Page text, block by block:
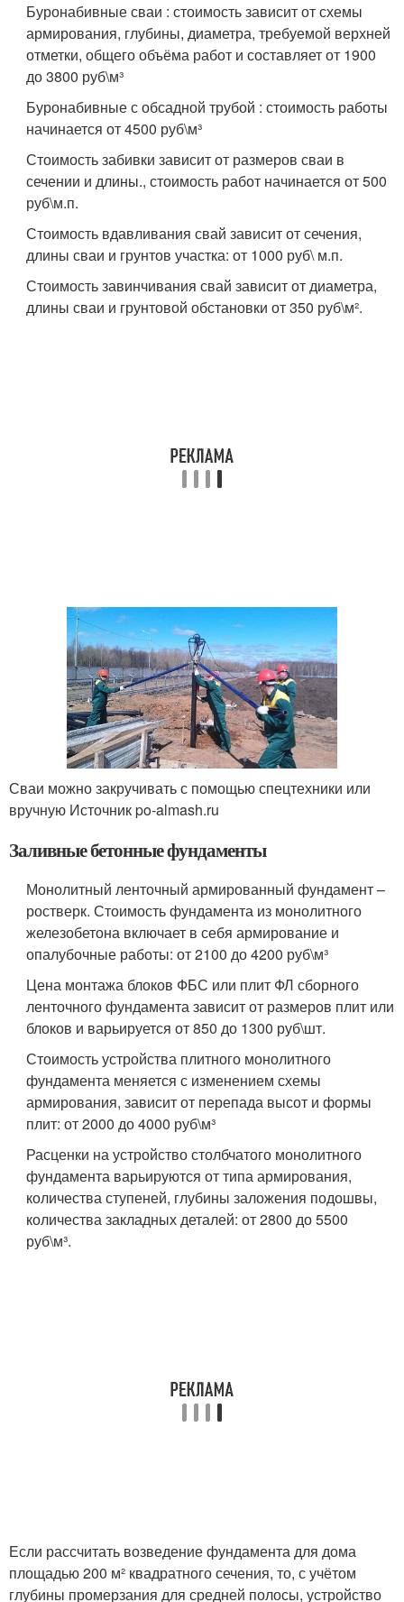
Буронабивные сваи : стоимость зависит от схемы
армирования, глубины, диаметра, требуемой верхней
отметки, общего объёма работ и составляет от 1900
до 3800 руб\м³
Буронабивные с обсадной трубой : стоимость работы
начинается от 4500 руб\м³
Стоимость забивки зависит от размеров сваи в
сечении и длины., стоимость работ начинается от 500
руб\м.п.
Стоимость вдавливания свай зависит от сечения,
длины сваи и грунтов участка: от 1000 руб\ м.п.
Стоимость завинчивания свай зависит от диаметра,
длины сваи и грунтовой обстановки от 350 руб\м².
Сваи можно закручивать с помощью спецтехники или
вручную Источник po-almash.ru
Заливные бетонные фундаменты
Монолитный ленточный армированный фундамент –
ростверк. Стоимость фундамента из монолитного
железобетона включает в себя армирование и
опалубочные работы: от 2100 до 4200 руб\м³
Цена монтажа блоков ФБС или плит ФЛ сборного
ленточного фундамента зависит от размеров плит или
блоков и варьируется от 850 до 1300 руб\шт.
Стоимость устройства плитного монолитного
фундамента меняется с изменением схемы
армирования, зависит от перепада высот и формы
плит: от 2000 до 4000 руб\м³
Расценки на устройство столбчатого монолитного
фундамента варьируются от типа армирования,
количества ступеней, глубины заложения подошвы,
количества закладных деталей: от 2800 до 5500
руб\м³.
Если рассчитать возведение фундамента для дома
площадью 200 м² квадратного сечения, то, с учётом
глубины промерзания для средней полосы, устройство